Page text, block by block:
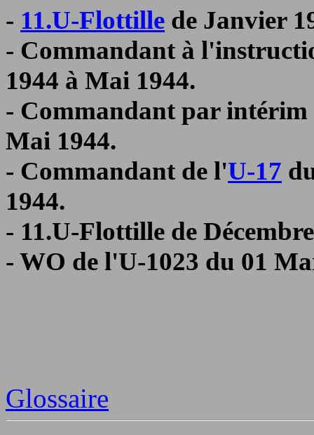
- 11.U-Flottille de Janvier
- Commandant à
1944 à Mai 1944.
- Commandant par intérim
Mai 1944.
- Commandant de l'U-17
1944.
- 11.U-Flottille de
- WO de l'U-1023 du 01
Glossaire